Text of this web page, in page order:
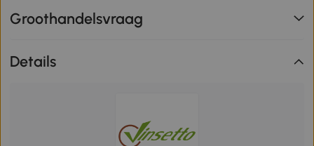
Groothandelsvraag
Details